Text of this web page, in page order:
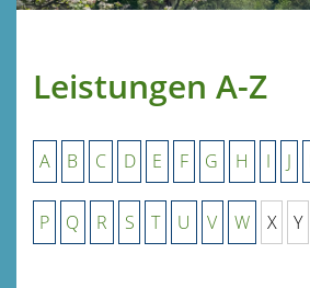
Leistungen A-Z
A B C D E F G H I J
P Q R S T U V W X Y